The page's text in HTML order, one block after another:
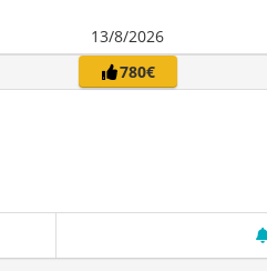
13/8/2026
780€